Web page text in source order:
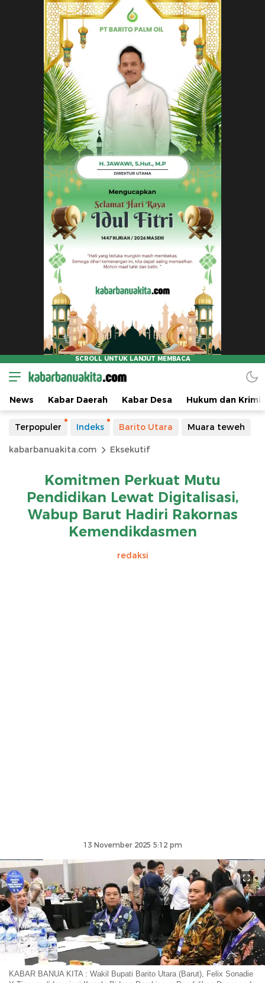
News Kabar Daerah Kabar Desa Hukum dan
Terpopuler Indeks Barito Utara Muara teweh
kabarbanuakita.com Eksekutif
Komitmen Perkuat Mutu
Pendidikan Lewat Digitalisasi,
Wabup Barut Hadiri Rakornas
Kemendikdasmen
redaksi
13 November 2025 5:12 pm
KABAR BANUA KITA : Wakil Bupati Barito Utara (Barut), Felix Sonadie